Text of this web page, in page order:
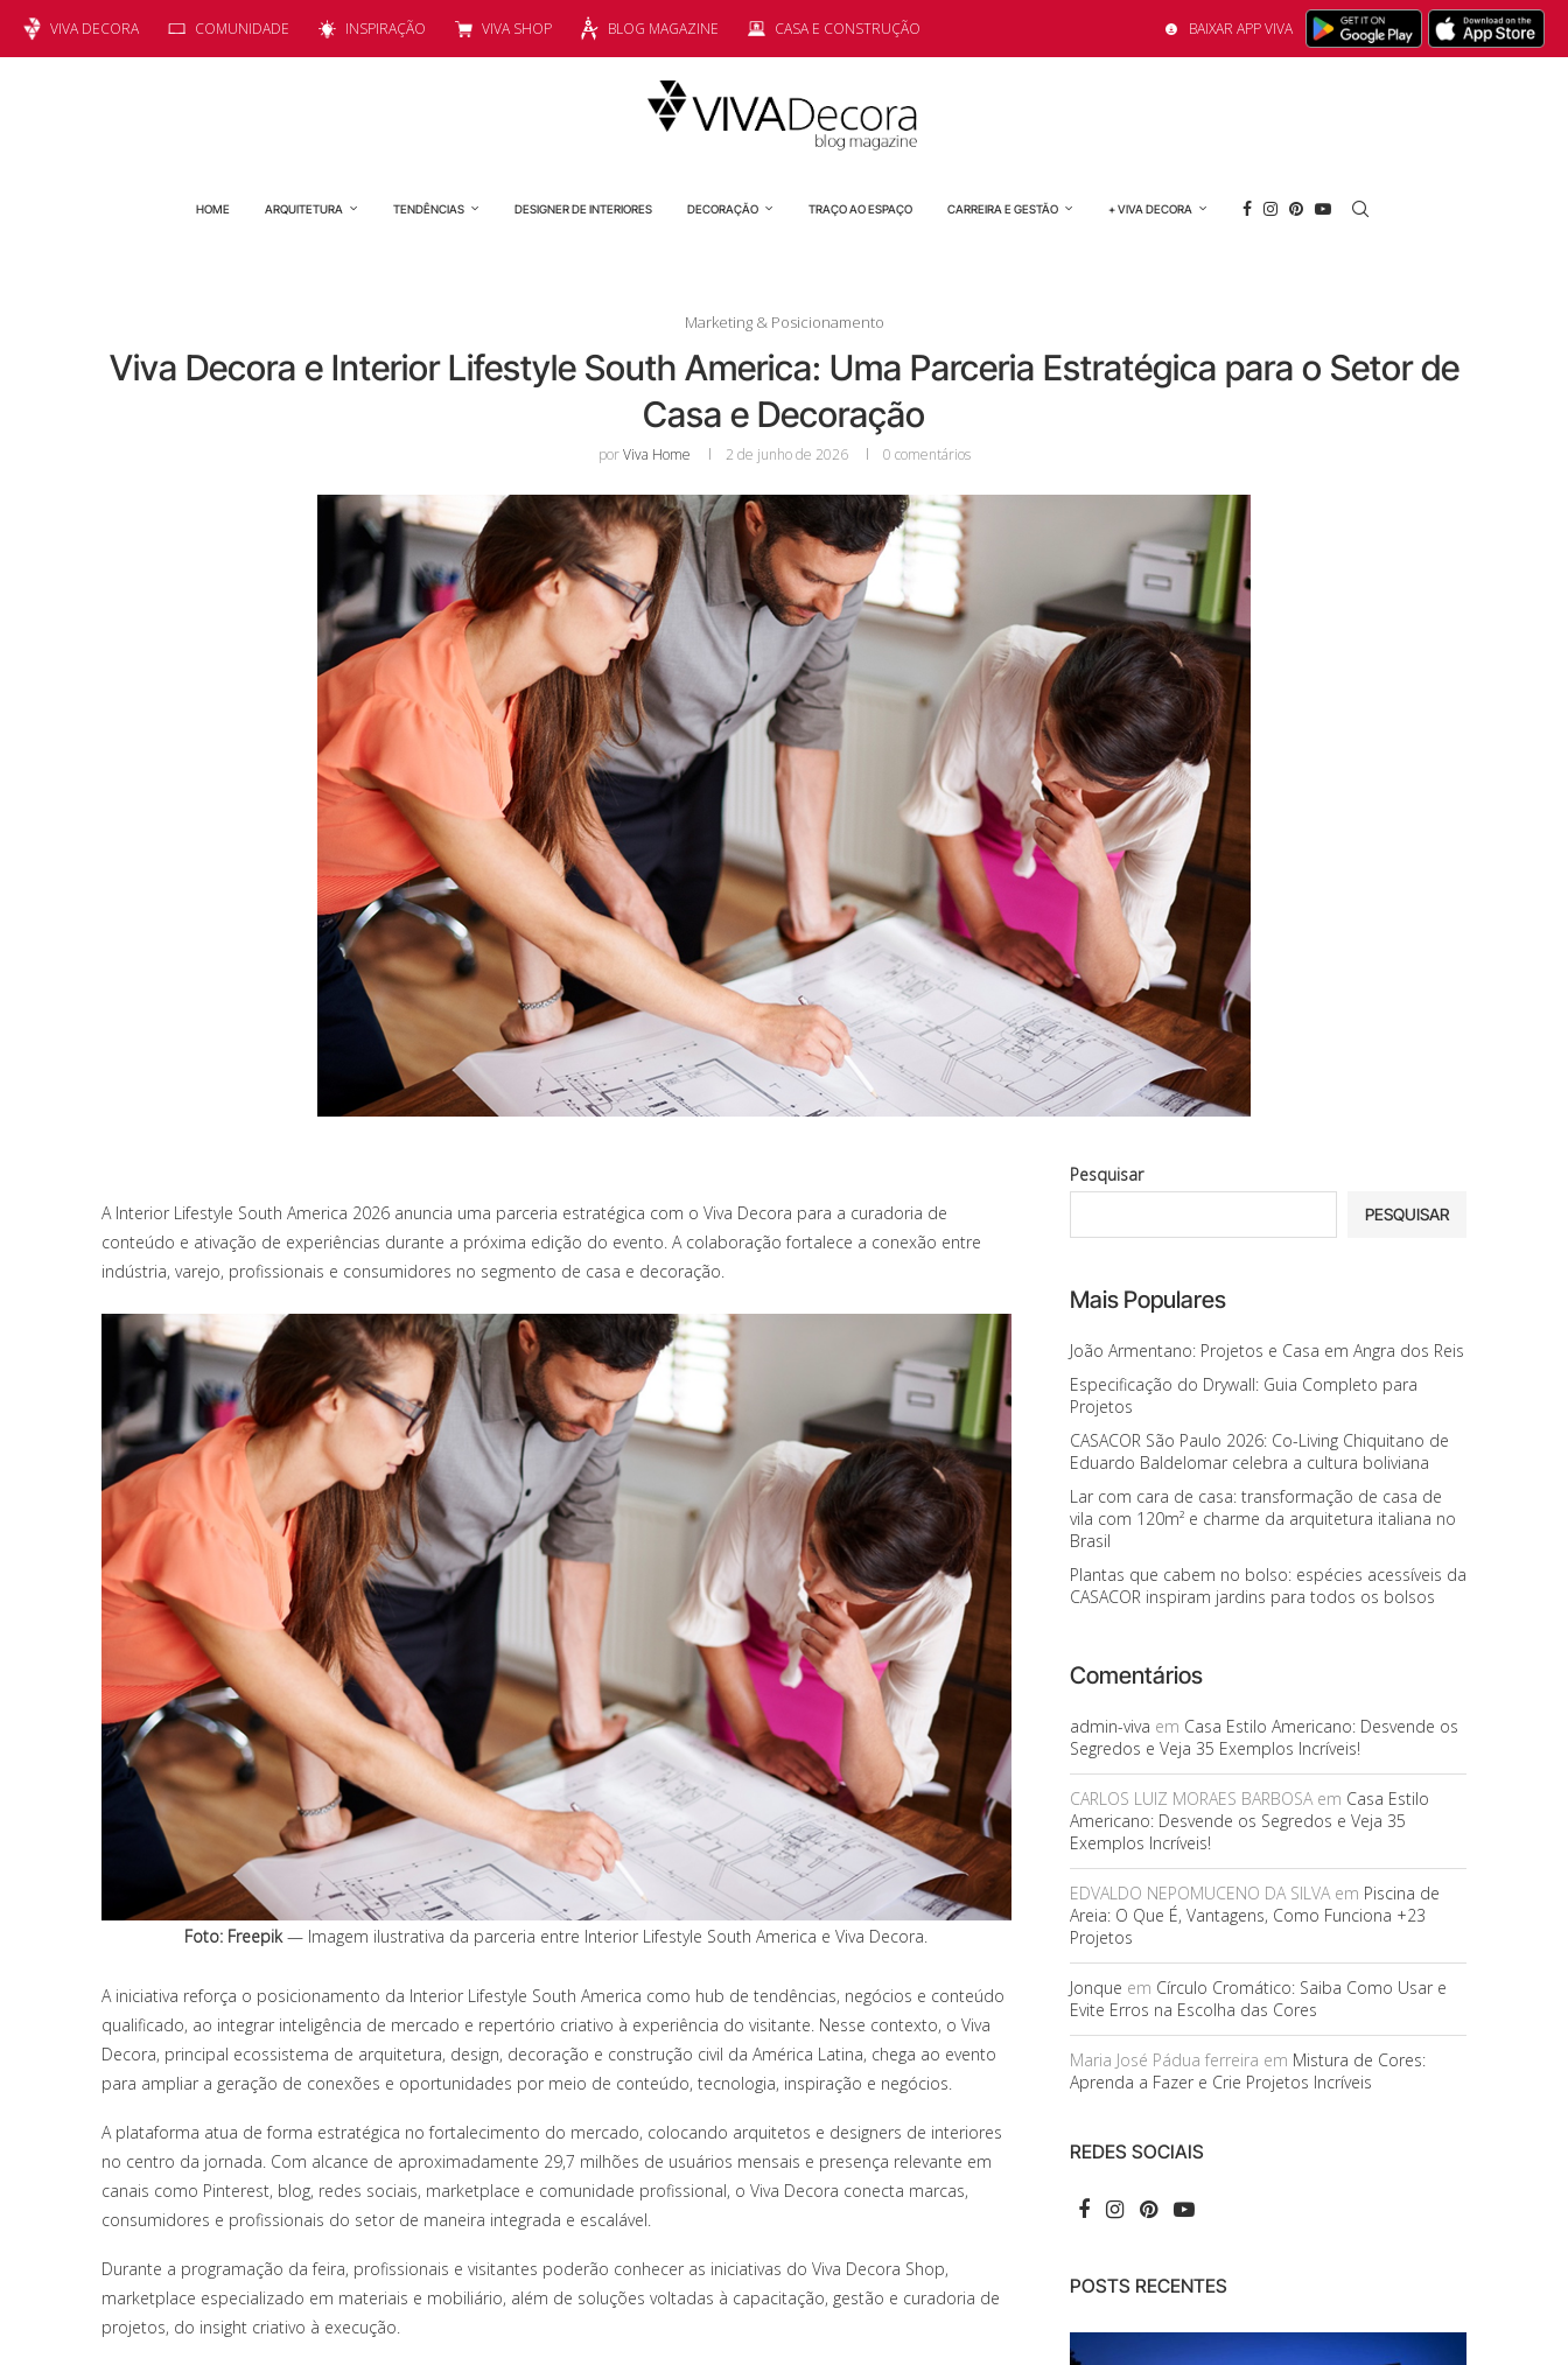
VIVA DECORA COMUNIDADE INSPIRAÇÃO VIVA SHOP BLOG MAGAZINE CASA E CONSTRUÇÃO BAIXAR APP VIVA
HOME ARQUITETURA TENDÊNCIAS DESIGNER DE INTERIORES DECORAÇÃO TRAÇO AO ESPAÇO CARREIRA E GESTÃO + VIVA DECORA
Marketing & Posicionamento
Viva Decora e Interior Lifestyle South America: Uma Parceria Estratégica para o Setor de
Casa e Decoração
porViva Home 2 de junho de 2026 0 comentários
A Interior Lifestyle South America 2026 anuncia uma parceria estratégica com o Viva Decora para a curadoria de
conteúdo e ativação de experiências durante a próxima edição do evento. A colaboração fortalece a conexão entre
indústria, varejo, profissionais e consumidores no segmento de casa e decoração.
Foto: Freepik— Imagem ilustrativa da parceria entre Interior Lifestyle South America e Viva Decora.
A iniciativa reforça o posicionamento da Interior Lifestyle South America como hub de tendências, negócios e conteúdo
qualificado, ao integrar inteligência de mercado e repertório criativo à experiência do visitante. Nesse contexto, o Viva
Decora, principal ecossistema de arquitetura, design, decoração e construção civil da América Latina, chega ao evento
para ampliar a geração de conexões e oportunidades por meio de conteúdo, tecnologia, inspiração e negócios.
A plataforma atua de forma estratégica no fortalecimento do mercado, colocando arquitetos e designers de interiores
no centro da jornada. Com alcance de aproximadamente 29,7 milhões de usuários mensais e presença relevante em
canais como Pinterest, blog, redes sociais, marketplace e comunidade profissional, o Viva Decora conecta marcas,
consumidores e profissionais do setor de maneira integrada e escalável.
Durante a programação da feira, profissionais e visitantes poderão conhecer as iniciativas do Viva Decora Shop,
marketplace especializado em materiais e mobiliário, além de soluções voltadas à capacitação, gestão e curadoria de
projetos, do insight criativo à execução.
Pesquisar
PESQUISAR
Mais Populares
João Armentano: Projetos e Casa em Angra dos Reis
Especificação do Drywall: Guia Completo para
Projetos
CASACOR São Paulo 2026: Co-Living Chiquitano de
Eduardo Baldelomar celebra a cultura boliviana
Lar com cara de casa: transformação de casa de
vila com 120m² e charme da arquitetura italiana no
Brasil
Plantas que cabem no bolso: espécies acessíveis da
CASACOR inspiram jardins para todos os bolsos
Comentários
admin-viva em Casa Estilo Americano: Desvende os
Segredos e Veja 35 Exemplos Incríveis!
CARLOS LUIZ MORAES BARBOSAem Casa Estilo
Americano: Desvende os Segredos e Veja 35
Exemplos Incríveis!
EDVALDO NEPOMUCENO DA SILVAem Piscina de
Areia: O Que É, Vantagens, Como Funciona +23
Projetos
Jonque em Círculo Cromático: Saiba Como Usar e
Evite Erros na Escolha das Cores
Maria José Pádua ferreira em Mistura de Cores:
Aprenda a Fazer e Crie Projetos Incríveis
REDES SOCIAIS
POSTS RECENTES